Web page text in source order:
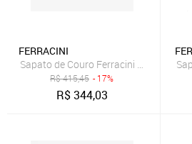
FERRACINI
Sapato de Couro Ferracini Kingston
R$415,45 - 17%
R$344,03